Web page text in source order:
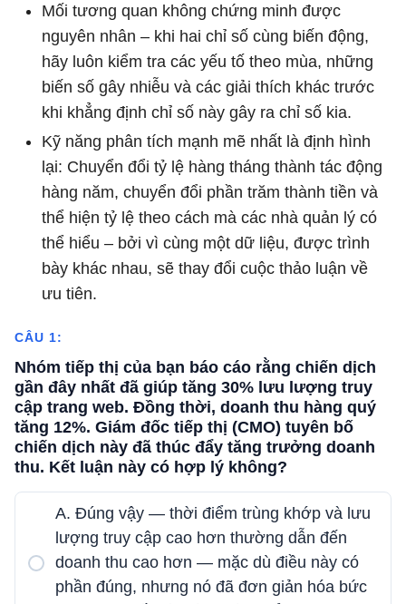
Mối tương quan không chứng minh được
nguyên nhân – khi hai chỉ số cùng biến động,
hãy luôn kiểm tra các yếu tố theo mùa, những
biến số gây nhiễu và các giải thích khác trước
khi khẳng định chỉ số này gây ra chỉ số kia.
Kỹ năng phân tích mạnh mẽ nhất là định hình
lại: Chuyển đổi tỷ lệ hàng tháng thành tác động
hàng năm, chuyển đổi phần trăm thành tiền và
thể hiện tỷ lệ theo cách mà các nhà quản lý có
thể hiểu – bởi vì cùng một dữ liệu, được trình
bày khác nhau, sẽ thay đổi cuộc thảo luận về
ưu tiên.
CÂU 1:
Nhóm tiếp thị của bạn báo cáo rằng chiến dịch
gần đây nhất đã giúp tăng 30% lưu lượng truy
cập trang web. Đồng thời, doanh thu hàng quý
tăng 12%. Giám đốc tiếp thị (CMO) tuyên bố
chiến dịch này đã thúc đẩy tăng trưởng doanh
thu. Kết luận này có hợp lý không?
A. Đúng vậy — thời điểm trùng khớp và lưu
lượng truy cập cao hơn thường dẫn đến
doanh thu cao hơn — mặc dù điều này có
phần đúng, nhưng nó đã đơn giản hóa bức